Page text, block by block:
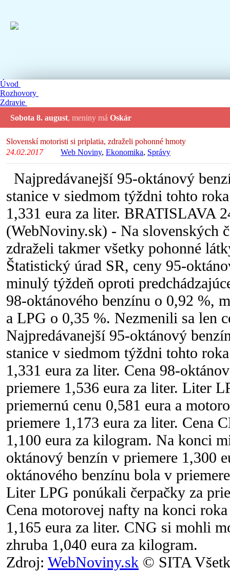
Úvod
Rozhovory
Zdravie
Sobota 8. august, meniny má Oskár
Slovenskí motoristi si priplatia, zdraželi pohonné hmoty
24.02.2017
Web Noviny, Ekonomika, Správy
Najpredávanejší 95-oktánový
stanice v siedmom týždni tohto
1,331 eura za liter. BRATISLAVA
(WebNoviny.sk) - Na slovenských
zdraželi takmer všetky pohonné
Štatistický úrad SR, ceny 95-
minulý týždeň oproti
98-oktánového benzínu o 0,92 %,
a LPG o 0,35 %. Nezmenili sa len
Najpredávanejší 95-oktánový
stanice v siedmom týždni tohto
1,331 eura za liter. Cena 98-
priemere 1,536 eura za liter. Liter
priemernú cenu 0,581 eura a
priemere 1,173 eura za liter. Cena
1,100 eura za kilogram. Na konci
oktánový benzín v priemere 1,300
oktánového benzínu bola v
Liter LPG ponúkali čerpačky za
Cena motorovej nafty na konci
1,165 eura za liter. CNG si mohli
zhruba 1,040 eura za kilogram.
Zdroj: WebNoviny.sk © SITA